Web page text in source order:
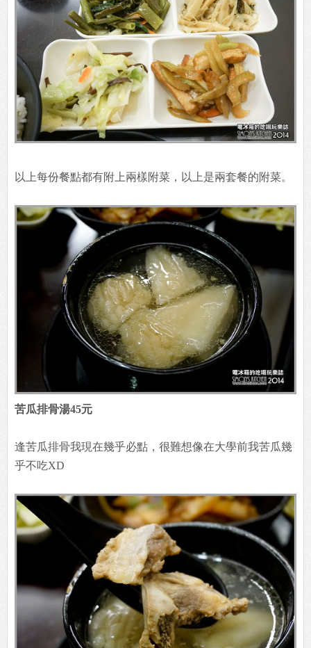
以上每份餐點都有附上兩樣附菜，以上是兩套餐的附菜。
苦瓜排骨湯45元
逢苦瓜排骨我現在幾乎必點，很難想像在大學前我苦瓜幾
乎不吃XD